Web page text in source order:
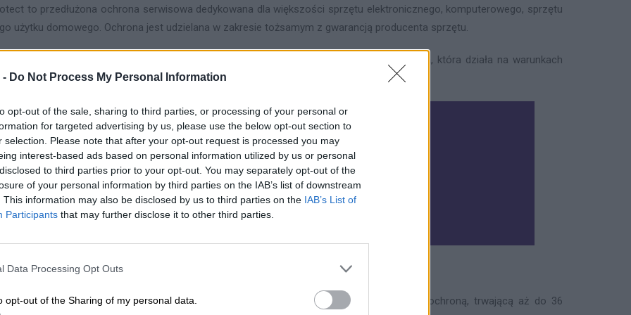
- Do Not Process My Personal Information
opt-out of the sale, sharing to third parties, or processing of your personal or
for targeted advertising by us, please use the below opt-out section to
selection. Please note that after your opt-out request is processed you may
interest-based ads based on personal information utilized by us or personal
to third parties prior to your opt-out. You may separately opt-out of the
of your personal information by third parties on the IAB’s list of downstream
This information may also be disclosed by us to third parties on the IAB’s List of
Participants that may further disclose it to other third parties.
Data Processing Opt Outs
opt-out of the Sharing of my personal data.
to przedłużona ochrona serwisowa dedykowana dla większości sprzętu elektronicznego, komputerowego, sprzętu
użytku domowego. Ochrona jest udzielana w zakresie tożsamym z gwarancją producenta sprzętu.
możesz nabyć na dodatkowe 12, 24 lub 36 miesięcy. Jest to przedłużona gwarancja, która działa na warunkach
z gwarancją producenta sprzętu.
zapisy Ogólnych Warunków Ochrony Serwisowej EasyProtect:
zapewnia ochronę sprzętu w wypadku jego awarii w okresie objętym dodatkową ochroną, trwającą aż do 36